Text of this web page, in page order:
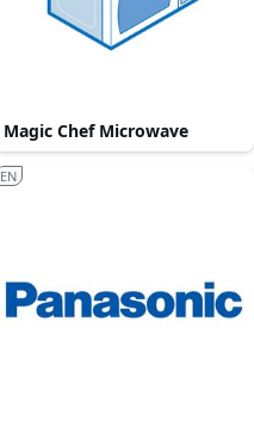
Magic Chef Microwave
EN